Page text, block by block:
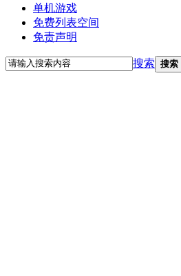
单机游戏
免费列表空间
免责声明
搜索 搜索